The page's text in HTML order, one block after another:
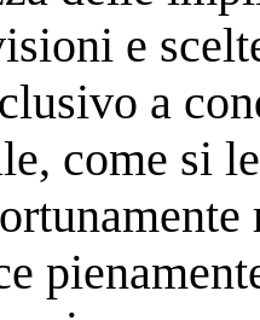
e
a
come si